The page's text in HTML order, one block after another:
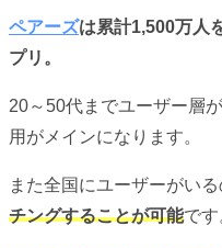
ペアーズは累計1,500万人
プリ。
20～50代までユーザー層
用がメインになります。
また全国にユーザーがいる
チングすることが可能です